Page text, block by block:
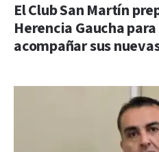
El Club San Martín
Herencia Gaucha
acompañar sus